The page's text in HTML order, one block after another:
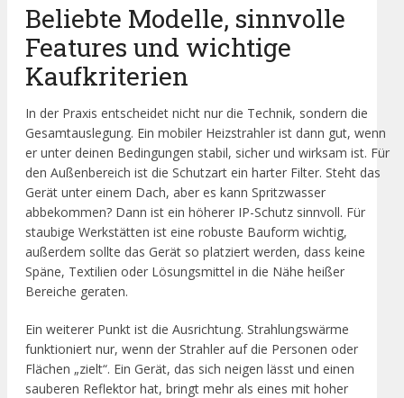
Beliebte Modelle, sinnvolle
Features und wichtige
Kaufkriterien
In der Praxis entscheidet nicht nur die Technik, sondern die
Gesamtauslegung. Ein mobiler Heizstrahler ist dann gut, wenn
er unter deinen Bedingungen stabil, sicher und wirksam ist. Für
den Außenbereich ist die Schutzart ein harter Filter. Steht das
Gerät unter einem Dach, aber es kann Spritzwasser
abbekommen? Dann ist ein höherer IP-Schutz sinnvoll. Für
staubige Werkstätten ist eine robuste Bauform wichtig,
außerdem sollte das Gerät so platziert werden, dass keine
Späne, Textilien oder Lösungsmittel in die Nähe heißer
Bereiche geraten.
Ein weiterer Punkt ist die Ausrichtung. Strahlungswärme
funktioniert nur, wenn der Strahler auf die Personen oder
Flächen „zielt“. Ein Gerät, das sich neigen lässt und einen
sauberen Reflektor hat, bringt mehr als eines mit hoher